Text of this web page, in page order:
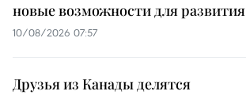
новые возможности для развития
10/08/2026 07:57
Друзья из Канады делятся